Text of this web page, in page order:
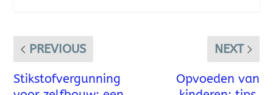
PREVIOUS
Stikstofvergunning
NEXT
Opvoeden van